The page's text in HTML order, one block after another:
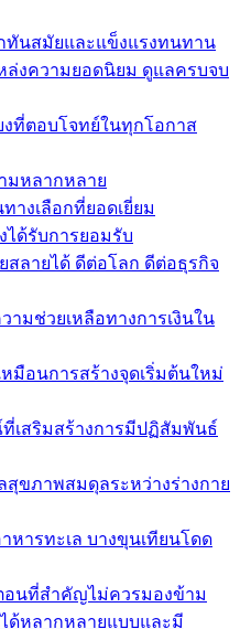
นสมัยและแข็งแรงทนทาน
งความยอดนิยม ดูแลครบจบ
งที่ตอบโจทย์ในทุกโอกาส
มหลากหลาย
างเลือกที่ยอดเยี่ยม
ได้รับการยอมรับ
สลายได้ ดีต่อโลก ดีต่อธุรกิจ
มช่วยเหลือทางการเงินใน
หมือนการสร้างจุดเริ่มต้นใหม่
เสริมสร้างการมีปฏิสัมพันธ์
ลสุขภาพสมดุลระหว่างร่างกาย
หารทะเล บางขุนเทียนโดด
อนที่สำคัญไม่ควรมองข้าม
ด้หลากหลายแบบและมี